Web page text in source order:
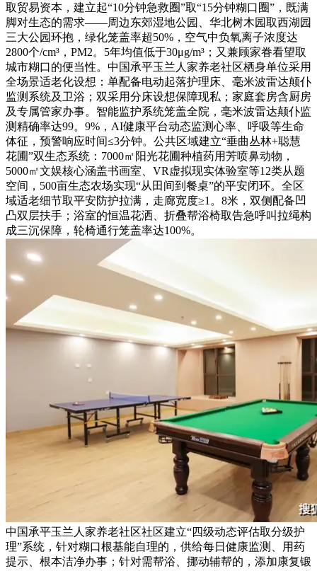
取贸易资本，建立起“10分钟急救圈”取“15分钟糊口圈”，既满
脚对生态的需求——周边东郊湿地公园、华北树木园取西湖园
三大公园环抱，绿化笼盖率超50%，空气中负氧离子浓度达
2800个/cm³，PM2。5年均值低于30μg/m³；又兼顾家眷看望取
城市糊口的便当性。中国承平玉兰人家养老社区栖身单位采用
全场景适老化设想：单配备电动起落护理床、毫米波雷达颠仆
监测系统及卫浴；双采用分床设想保障现私；家庭套房含厨房
及专属管家办事。智能监护系统笼盖全院，毫米波雷达颠仆监
测精确率达99。9%，AI健康平台动态监测心率、呼吸等生命
体征，预警响应时间≤3分钟。公共区域建立“垂曲丛林+聪慧
花圃”双生态系统：7000㎡阳光花圃种植药用芳喷鼻动物，
5000㎡文娱核心涵盖书画室、VR虚拟现实体验室等12类从题
空间，500亩生态农场实现“从田间到餐桌”的平安闭环。全区
域适老细节取平安防护拉满，走廊宽度≥1。8米，双侧配备凹
凸双层扶手；浴室的恒温花洒、折叠帮浴椅取告急呼叫拉绳构
成三沉保障，轮椅通行笼盖率达100%。
中国承平玉兰人家养老社区社区建立“四级动态评估取分级护
理”系统，针对糊口根基能自理的，供给每日健康监测、用药
提示、根本洁净办事；针对需帮浴、挪动辅帮的，添加康复锻